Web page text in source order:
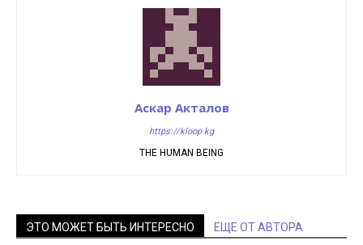
Аскар Акталов
https://kloop.kg
THE HUMAN BEING
ЭТО МОЖЕТ БЫТЬ ИНТЕРЕСНО ЕЩЕ ОТ АВТОРА